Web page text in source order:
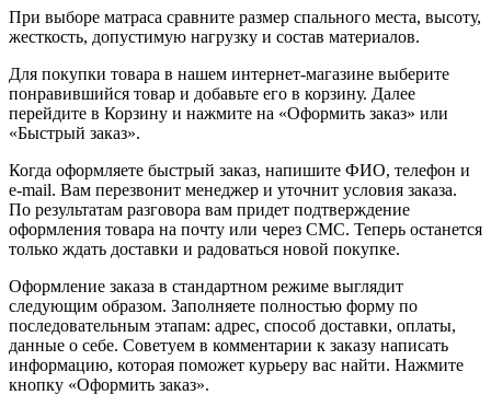
При выборе матраса сравните размер спального места, высоту,
жесткость, допустимую нагрузку и состав материалов.
Для покупки товара в нашем интернет-магазине выберите
понравившийся товар и добавьте его в корзину. Далее
перейдите в Корзину и нажмите на «Оформить заказ» или
«Быстрый заказ».
Когда оформляете быстрый заказ, напишите ФИО, телефон и
e-mail. Вам перезвонит менеджер и уточнит условия заказа.
По результатам разговора вам придет подтверждение
оформления товара на почту или через СМС. Теперь останется
только ждать доставки и радоваться новой покупке.
Оформление заказа в стандартном режиме выглядит
следующим образом. Заполняете полностью форму по
последовательным этапам: адрес, способ доставки, оплаты,
данные о себе. Советуем в комментарии к заказу написать
информацию, которая поможет курьеру вас найти. Нажмите
кнопку «Оформить заказ».